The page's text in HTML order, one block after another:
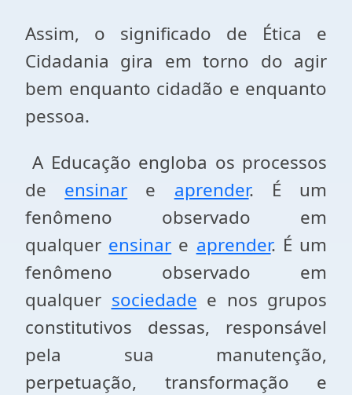
Assim, o significado de Ética e
Cidadania gira em torno do agir
bem enquanto cidadão e enquanto
pessoa.
A Educação engloba os processos
de ensinar e aprender. É um
fenômeno observado em
qualquer ensinar e aprender. É um
fenômeno observado em
qualquer sociedade e nos grupos
constitutivos dessas, responsável
pela sua manutenção,
perpetuação, transformação e